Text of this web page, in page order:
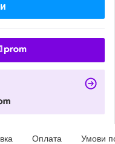
Оплата Умови